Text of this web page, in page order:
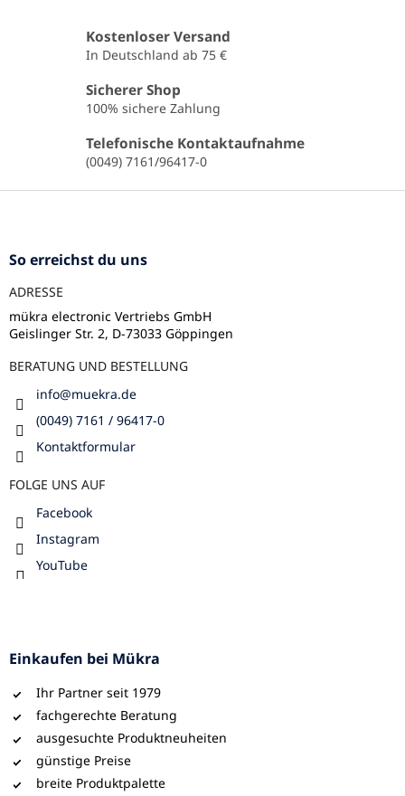
e
u
e
e
l
e
m
e
n
i
s
t
Kostenloser Versand
In Deutschland ab 75 €
Sicherer Shop
100% sichere Zahlung
Telefonische Kontaktaufnahme
(0049) 7161/96417-0
F
So erreichst du uns
ADRESSE
mükra electronic Vertriebs GmbH
Geislinger Str. 2, D-73033 Göppingen
BERATUNG UND BESTELLUNG
info@muekra.de
(0049) 7161 / 96417-0
Kontaktformular
FOLGE UNS AUF
Facebook
Instagram
YouTube
Einkaufen bei Mükra
Ihr Partner seit 1979
fachgerechte Beratung
ausgesuchte Produktneuheiten
günstige Preise
breite Produktpalette